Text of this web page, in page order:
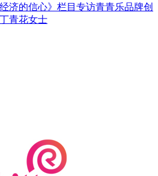
济的信心》栏目专访青青乐品牌创
青花女士